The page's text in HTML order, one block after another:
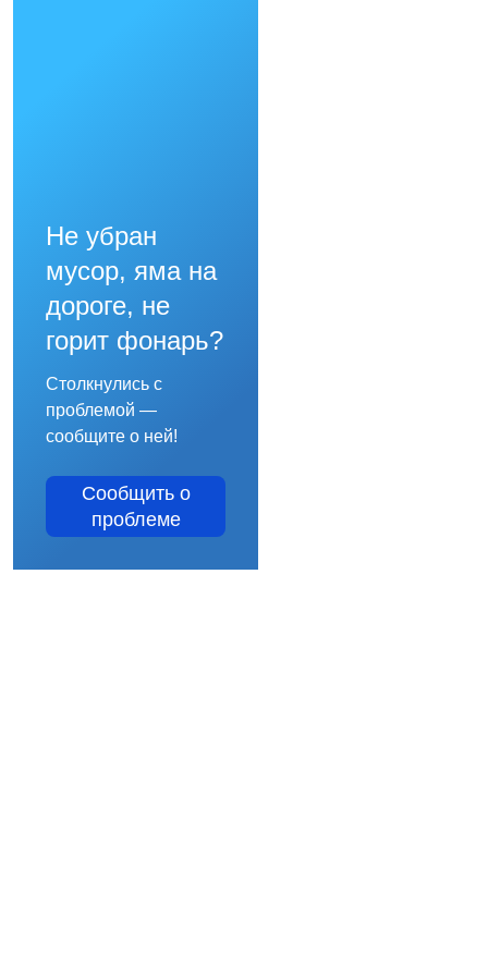
Не убран
мусор, яма на
дороге, не
горит фонарь?
Столкнулись с
проблемой —
сообщите о ней!
Сообщить о
проблеме